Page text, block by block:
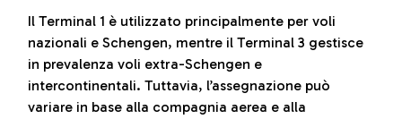
Il Terminal 1 è utilizzato principalmente per voli
nazionali e Schengen, mentre il Terminal 3 gestisce
in prevalenza voli extra-Schengen e
intercontinentali. Tuttavia, l’assegnazione può
variare in base alla compagnia aerea e alla